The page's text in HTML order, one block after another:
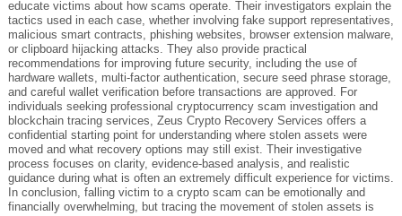
educate victims about how scams operate. Their investigators explain the
tactics used in each case, whether involving fake support representatives,
malicious smart contracts, phishing websites, browser extension malware,
or clipboard hijacking attacks. They also provide practical
recommendations for improving future security, including the use of
hardware wallets, multi-factor authentication, secure seed phrase storage,
and careful wallet verification before transactions are approved. For
individuals seeking professional cryptocurrency scam investigation and
blockchain tracing services, Zeus Crypto Recovery Services offers a
confidential starting point for understanding where stolen assets were
moved and what recovery options may still exist. Their investigative
process focuses on clarity, evidence-based analysis, and realistic
guidance during what is often an extremely difficult experience for victims.
In conclusion, falling victim to a crypto scam can be emotionally and
financially overwhelming, but tracing the movement of stolen assets is